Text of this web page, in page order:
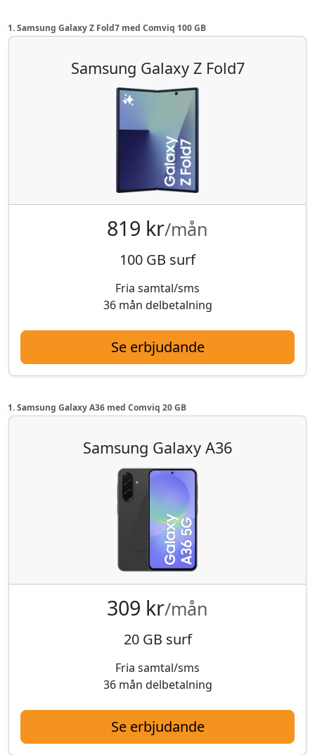
1. Samsung Galaxy Z Fold7 med Comviq 100 GB
Samsung Galaxy Z Fold7
819 kr/mån
100 GB surf
Fria samtal/sms
36 mån delbetalning
Se erbjudande
1. Samsung Galaxy A36 med Comviq 20 GB
Samsung Galaxy A36
309 kr/mån
20 GB surf
Fria samtal/sms
36 mån delbetalning
Se erbjudande